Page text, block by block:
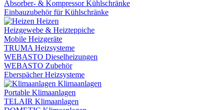
Absorber- & Kompressor Kühlschränke
Einbauzubehör für Kühlschränke
Heizen
Heizgewebe & Heizteppiche
Mobile Heizgeräte
TRUMA Heizsysteme
WEBASTO Dieselheizungen
WEBASTO Zubehör
Eberspächer Heizsysteme
Klimaanlagen
Portable Klimaanlagen
TELAIR Klimaanlagen